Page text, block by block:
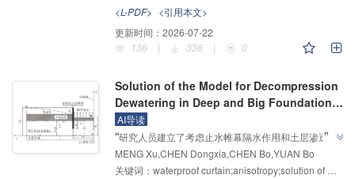
1#横通道拱顶失稳的主要诱因"，研究团队构建了掌子
面失稳破坏机制并提出安全系数计算方法，为富水地层
矿山法隧道稳定性分析提供参考。
<L-PDF> <引用本文>
更新时间： 2026-07-22
136
| 336 | 0
Solution of the Model for Decompression
Dewatering in Deep and Big Foundation
Pits with Suspended Waterproof Curtain
AI导读
“研究人员建立了考虑止水帷幕隔水作用和土层渗透系
数各向异性的减压降水模型，通过有限傅里叶变换、线
性变换、逆变换建立坑外水位降深与坑外流量的解析
”
MENG Xu,CHEN Dongxia,CHEN Bo,YUAN Bo
关键词： waterproof curtain;anisotropy;solution of model;water inflow of foundation pit;maximum drop of water level